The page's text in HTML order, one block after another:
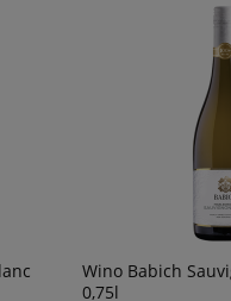
Wino Babich
0,75l